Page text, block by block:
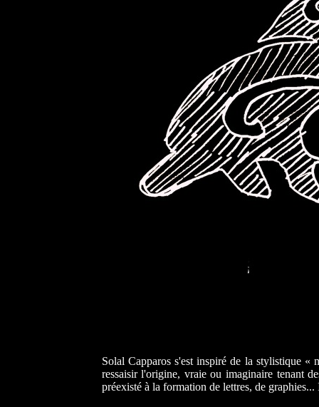
Solal Capparos s'est inspiré de la stylistique «
ressaisir l'origine, vraie ou imaginaire tenant
préexisté à la formation de lettres, de